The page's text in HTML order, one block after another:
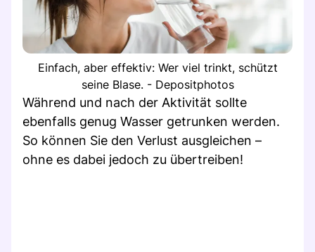
Einfach, aber effektiv: Wer viel trinkt, schützt
seine Blase. - Depositphotos
Während und nach der Aktivität sollte
ebenfalls genug Wasser getrunken werden.
So können Sie den Verlust ausgleichen –
ohne es dabei jedoch zu übertreiben!